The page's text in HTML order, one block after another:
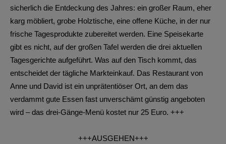
sicherlich die Entdeckung des Jahres: ein großer Raum, eher
karg möbliert, grobe Holztische, eine offene Küche, in der nur
frische Tagesprodukte zubereitet werden. Eine Speisekarte
gibt es nicht, auf der großen Tafel werden die drei aktuellen
Tagesgerichte aufgeführt. Was auf den Tisch kommt, das
entscheidet der tägliche Markteinkauf. Das Restaurant von
Anne und David ist ein unprätentiöser Ort, an dem das
verdammt gute Essen fast unverschämt günstig angeboten
wird – das drei-Gänge-Menü kostet nur 25 Euro. +++
+++AUSGEHEN+++